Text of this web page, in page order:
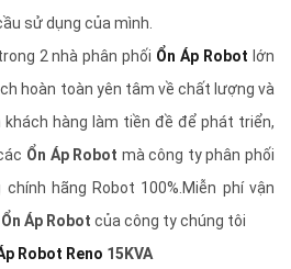
sử dụng của mình.
2 nhà phân phối Ổn Áp Robot lớn
hoàn toàn yên tâm về chất lượng và
khách hàng làm tiền đề để phát triển,
Ổn Áp Robot mà công ty phân phối
hãng Robot 100%.Miễn phí vận
Ổn Áp Robot của công ty chúng tôi
Robot Reno 15KVA